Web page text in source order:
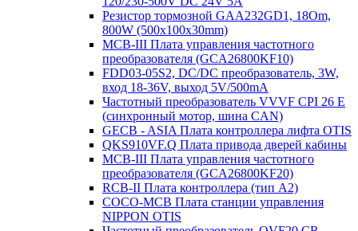
Резистор тормозной GAA232GD1, 18Om,
800W (500x100x30mm)
MCB-III Плата управления частотного
преобразователя (GCA26800KF10)
FDD03-05S2, DC/DC преобразователь, 3W,
вход 18-36V, выход 5V/500mA
Частотный преобразователь VVVF CPI 26 E
(синхронный мотор, шина CAN)
GECB - ASIA Плата контроллера лифта OTIS
QKS910VF.Q Плата привода дверей кабины
MCB-III Плата управления частотного
преобразователя (GCA26800KF20)
RCB-II Плата контроллера (тип A2)
COCO-MCB Плата станции управления
NIPPON OTIS